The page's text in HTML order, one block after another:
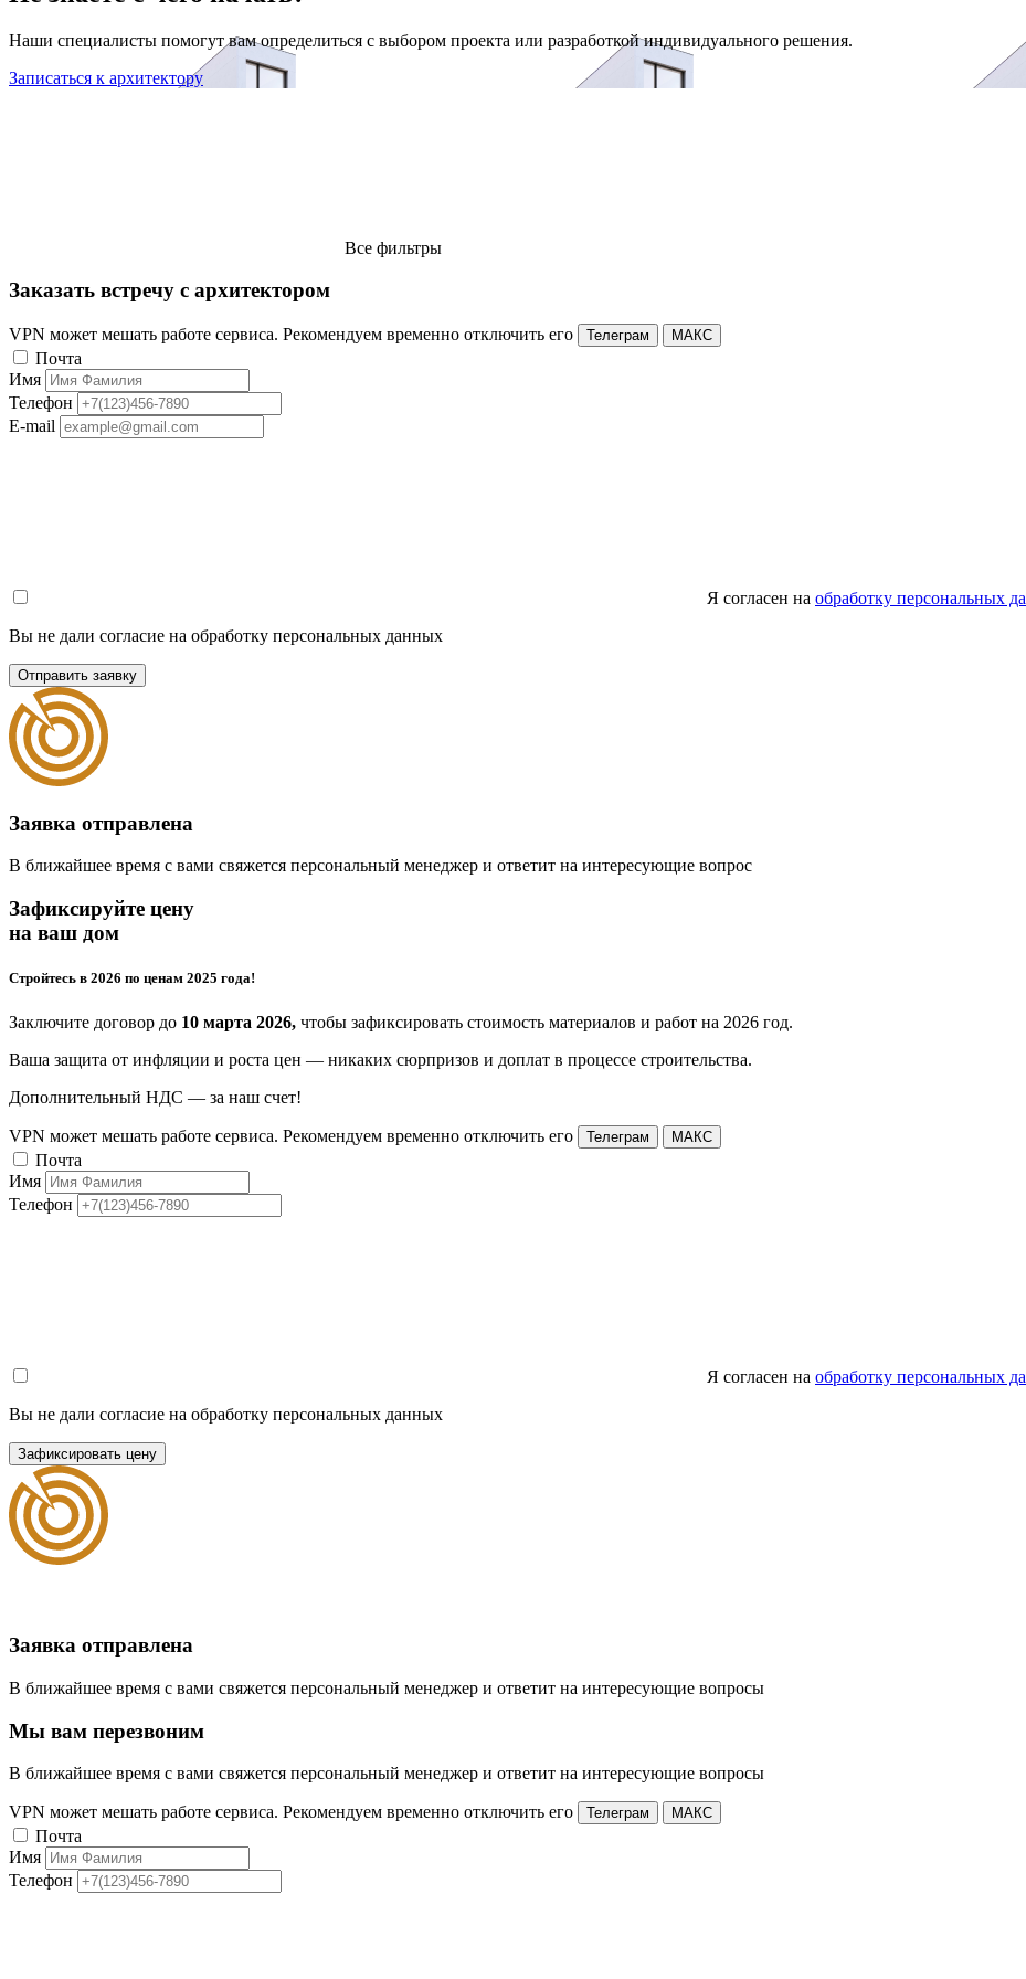
Наши специалисты помогут вам определиться с выбором проекта или разработкой индивидуального решения.
Записаться к архитектору
Все фильтры
Заказать встречу с архитектором
VPN может мешать работе сервиса. Рекомендуем временно отключить его Телеграм МАКС
Почта
Имя
Телефон
E-mail
Я согласен на обработку персональных
Вы не дали согласие на обработку персональных данных
Отправить заявку
Заявка отправлена
В ближайшее время с вами свяжется персональный менеджер и ответит на интересующие вопрос
Зафиксируйте цену
на ваш дом
Стройтесь в 2026 по ценам 2025 года!
Заключите договор до 10 марта 2026, чтобы зафиксировать стоимость материалов и работ на 2026 год.
Ваша защита от инфляции и роста цен — никаких сюрпризов и доплат в процессе строительства.
Дополнительный НДС — за наш счет!
VPN может мешать работе сервиса. Рекомендуем временно отключить его Телеграм МАКС
Почта
Имя
Телефон
Я согласен на обработку персональных
Вы не дали согласие на обработку персональных данных
Зафиксировать цену
Заявка отправлена
В ближайшее время с вами свяжется персональный менеджер и ответит на интересующие вопросы
Мы вам перезвоним
В ближайшее время с вами свяжется персональный менеджер и ответит на интересующие вопросы
VPN может мешать работе сервиса. Рекомендуем временно отключить его Телеграм МАКС
Почта
Имя
Телефон